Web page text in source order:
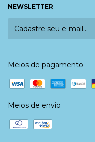
NEWSLETTER
Meios de pagamento
Meios de envio